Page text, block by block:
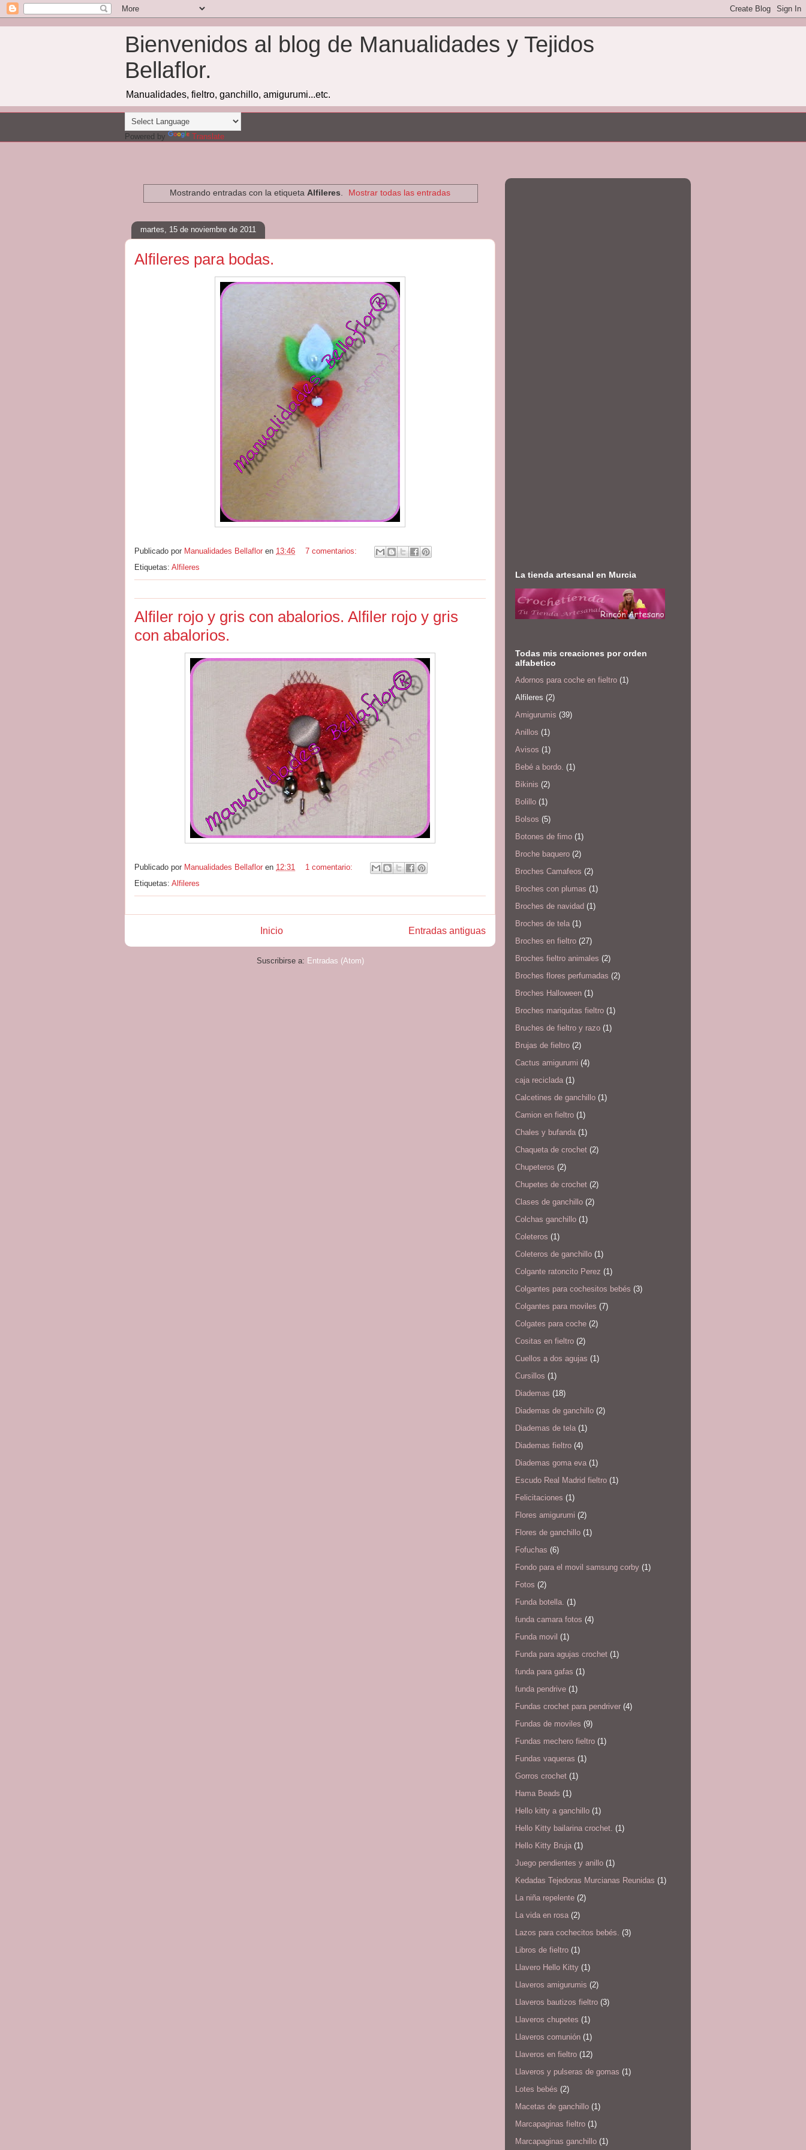
Bienvenidos al blog de Manualidades y Tejidos
Bellaflor.
Manualidades, fieltro, ganchillo, amigurumi...etc.
Powered by Translate
Mostrando entradas con la etiqueta Alfileres. Mostrar todas las entradas
martes, 15 de noviembre de 2011
Alfileres para bodas.
Publicado por Manualidades Bellaflor en 13:46
7 comentarios:
Etiquetas: Alfileres
Alfiler rojo y gris con abalorios. Alfiler rojo y gris
con abalorios.
Publicado por Manualidades Bellaflor en 12:31
1 comentario:
Etiquetas: Alfileres
Entradas antiguas
Inicio
Suscribirse a: Entradas (Atom)
La tienda artesanal en Murcia
Todas mis creaciones por orden
alfabetico
Adornos para coche en fieltro (1)
Alfileres (2)
Amigurumis (39)
Anillos (1)
Avisos (1)
Bebé a bordo. (1)
Bikinis (2)
Bolillo (1)
Bolsos (5)
Botones de fimo (1)
Broche baquero (2)
Broches Camafeos (2)
Broches con plumas (1)
Broches de navidad (1)
Broches de tela (1)
Broches en fieltro (27)
Broches fieltro animales (2)
Broches flores perfumadas (2)
Broches Halloween (1)
Broches mariquitas fieltro (1)
Bruches de fieltro y razo (1)
Brujas de fieltro (2)
Cactus amigurumi (4)
caja reciclada (1)
Calcetines de ganchillo (1)
Camion en fieltro (1)
Chales y bufanda (1)
Chaqueta de crochet (2)
Chupeteros (2)
Chupetes de crochet (2)
Clases de ganchillo (2)
Colchas ganchillo (1)
Coleteros (1)
Coleteros de ganchillo (1)
Colgante ratoncito Perez (1)
Colgantes para cochesitos bebés (3)
Colgantes para moviles (7)
Colgates para coche (2)
Cositas en fieltro (2)
Cuellos a dos agujas (1)
Cursillos (1)
Diademas (18)
Diademas de ganchillo (2)
Diademas de tela (1)
Diademas fieltro (4)
Diademas goma eva (1)
Escudo Real Madrid fieltro (1)
Felicitaciones (1)
Flores amigurumi (2)
Flores de ganchillo (1)
Fofuchas (6)
Fondo para el movil samsung corby (1)
Fotos (2)
Funda botella. (1)
funda camara fotos (4)
Funda movil (1)
Funda para agujas crochet (1)
funda para gafas (1)
funda pendrive (1)
Fundas crochet para pendriver (4)
Fundas de moviles (9)
Fundas mechero fieltro (1)
Fundas vaqueras (1)
Gorros crochet (1)
Hama Beads (1)
Hello kitty a ganchillo (1)
Hello Kitty bailarina crochet. (1)
Hello Kitty Bruja (1)
Juego pendientes y anillo (1)
Kedadas Tejedoras Murcianas Reunidas (1)
La niña repelente (2)
La vida en rosa (2)
Lazos para cochecitos bebés. (3)
Libros de fieltro (1)
Llavero Hello Kitty (1)
Llaveros amigurumis (2)
Llaveros bautizos fieltro (3)
Llaveros chupetes (1)
Llaveros comunión (1)
Llaveros en fieltro (12)
Llaveros y pulseras de gomas (1)
Lotes bebés (2)
Macetas de ganchillo (1)
Marcapaginas fieltro (1)
Marcapaginas ganchillo (1)